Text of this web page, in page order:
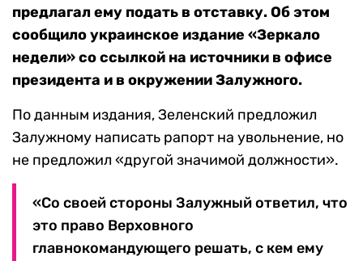
предлагал ему подать в отставку. Об этом
сообщило украинское издание «Зеркало
недели» со ссылкой на источники в офисе
президента и в окружении Залужного.
По данным издания, Зеленский предложил
Залужному написать рапорт на увольнение, но
не предложил «другой значимой должности».
«Со своей стороны Залужный ответил, что
это право Верховного
главнокомандующего решать, с кем ему